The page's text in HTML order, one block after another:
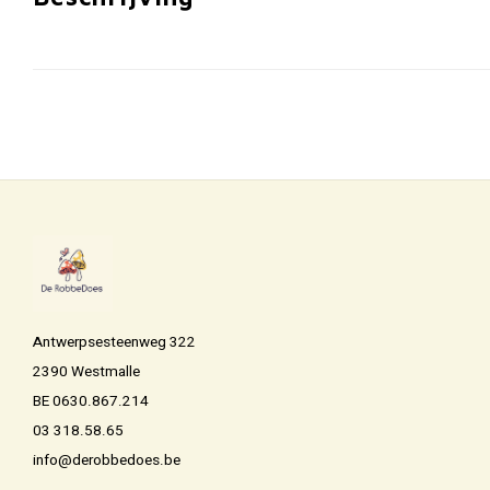
Antwerpsesteenweg 322
2390 Westmalle
BE 0630.867.214
03 318.58.65
info@derobbedoes.be